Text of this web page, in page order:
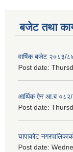
बजेट तथा
वार्षिक बजेट २०८३/
Post date:
आर्थिक ऐन आ.ब
Post date:
चापाकोट
Post date: